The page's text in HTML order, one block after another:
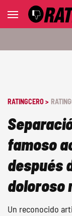
RATINGCERO >
famoso
después
doloroso
Un reconocido